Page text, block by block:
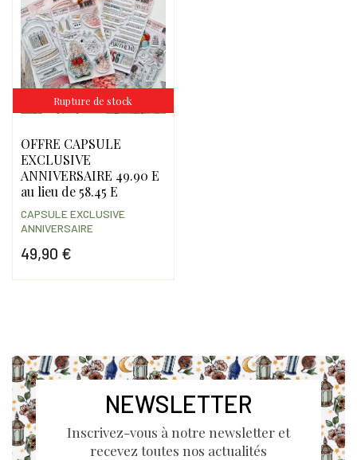
Promo !Rupture de stock
OFFRE CAPSULE
EXCLUSIVE
ANNIVERSAIRE 49.90 E
au lieu de 58.45 E
49,90 €
CAPSULE EXCLUSIVE
ANNIVERSAIRE
NEWSLETTER
Inscrivez-vous à notre newsletter et
recevez toutes nos actualités